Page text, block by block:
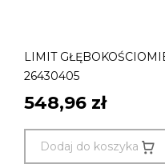
LIMIT
26430405
548,96 zł
Dodaj do koszyka